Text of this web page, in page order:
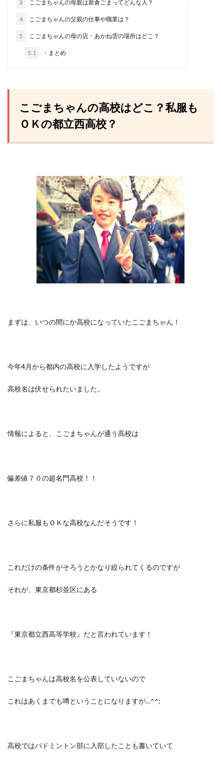
3 こごまちゃんの母親は新倉ごまってどんな人？
4 こごまちゃんの父親の仕事や職業は？
5 こごまちゃんの母の店・あかね雲の場所はどこ？
5.1 ・まとめ
こごまちゃんの高校はどこ？私服も
ＯＫの都立西高校？
まずは、いつの間にか高校になっていたこごまちゃん！
今年4月から都内の高校に入学したようですが
高校名は伏せられたいました。
情報によると、こごまちゃんが通う高校は
偏差値７０の超名門高校！！
さらに私服もＯＫな高校なんだそうです！
これだけの条件がそろうとかなり絞られてくるのですが
それが、東京都杉並区にある
『東京都立西高等学校』 だと言われています！
こごまちゃんは高校名を公表していないので
これはあくまでも噂ということになりますが…^^;
高校ではバドミントン部に入部したことも書いていて